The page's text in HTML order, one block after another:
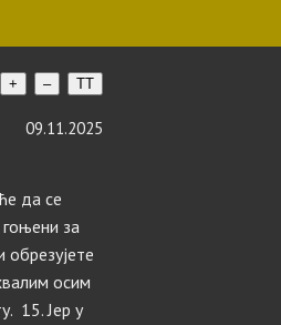
+ – TT
09.11.2025
да се
за
осим
15. Јер у